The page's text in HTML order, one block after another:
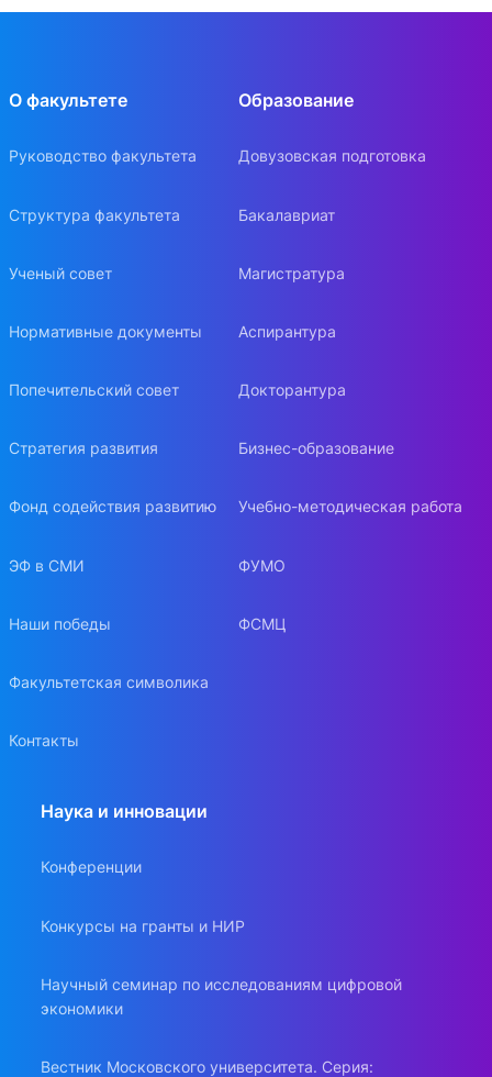
О факультете
Руководство факультета
Структура факультета
Ученый совет
Нормативные документы
Попечительский совет
Стратегия развития
Фонд содействия развитию
ЭФ в СМИ
Наши победы
Факультетская символика
Контакты
Образование
Довузовская подготовка
Бакалавриат
Магистратура
Аспирантура
Докторантура
Бизнес-образование
Учебно-методическая работа
ФУМО
ФСМЦ
Наука и инновации
Конференции
Конкурсы на гранты и НИР
Научный семинар по исследованиям цифровой
экономики
Вестник Московского университета. Серия: